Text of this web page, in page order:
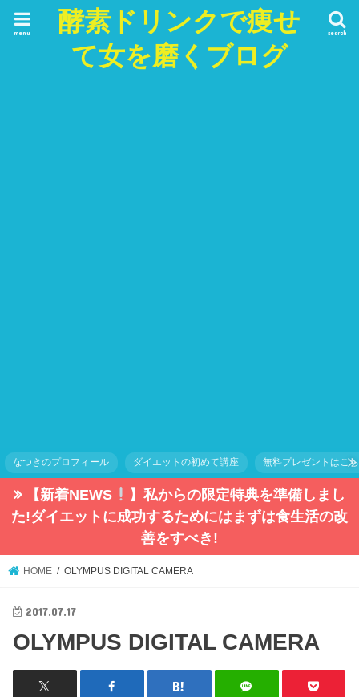
酵素ドリンクで痩せ
て女を磨くブログ
search
menu
なつきのプロフィール ダイエットの初めて講座 無料プレゼントはこ
【新着NEWS
】私からの限定特典を準備しまし
た!ダイエットに成功するためにはまずは食生活の改
善をすべき!
HOME OLYMPUS DIGITAL CAMERA
2017.07.17
OLYMPUS DIGITAL CAMERA